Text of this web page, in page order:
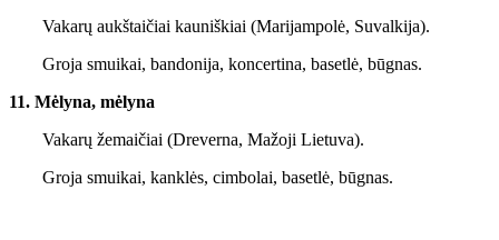
Vakarų aukštaičiai kauniškiai (Marijampolė, Suvalkija).
Groja smuikai, bandonija, koncertina, basetlė, būgnas.
11. Mėlyna, mėlyna
Vakarų žemaičiai (Dreverna, Mažoji Lietuva).
Groja smuikai, kanklės, cimbolai, basetlė, būgnas.